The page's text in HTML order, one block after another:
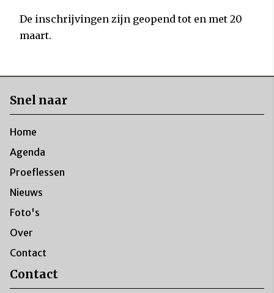
De inschrijvingen zijn geopend tot en met 20
maart.
Snel naar
Home
Agenda
Proeflessen
Nieuws
Foto's
Over
Contact
Contact